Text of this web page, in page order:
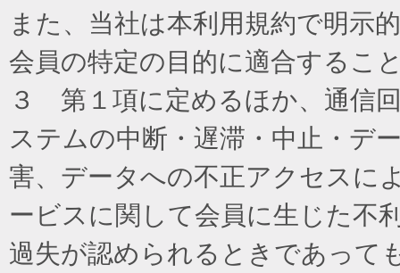
また、当社は本利用規約で明示
会員の特定の目的に適合するこ
３ 第１項に定めるほか、通信
ステムの中断・遅滞・中止・デ
害、データへの不正アクセスに
ービスに関して会員に生じた不
過失が認められるときであって